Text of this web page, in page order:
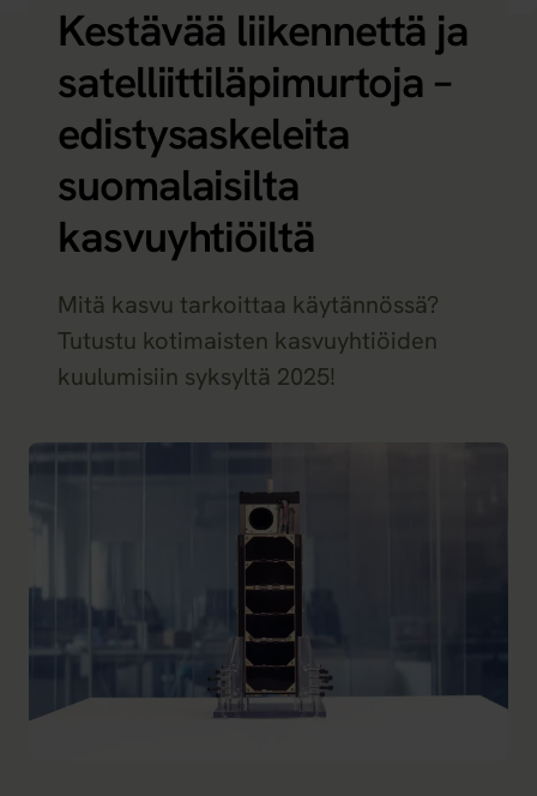
Kestävää liikennettä ja
satelliittiläpimurtoja –
edistysaskeleita
suomalaisilta
kasvuyhtiöiltä
Mitä kasvu tarkoittaa käytännössä?
Tutustu kotimaisten kasvuyhtiöiden
kuulumisiin syksyltä 2025!